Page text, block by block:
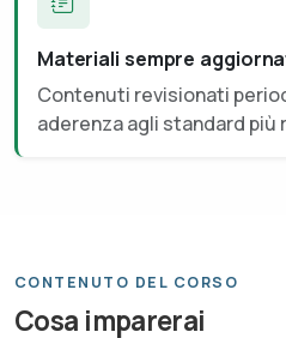
Materiali sempre
Contenuti revisionati
aderenza agli standard più
CONTENUTO DEL CORSO
Cosa imparerai